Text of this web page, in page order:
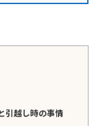
引越し時の事情